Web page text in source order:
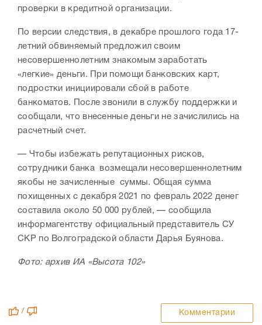
проверки в кредитной организации.
По версии следствия, в декабре прошлого года 17-
летний обвиняемый предложил своим
несовершеннолетним знакомым заработать
«легкие» деньги. При помощи банковских карт,
подростки инициировали сбой в работе
банкоматов. После звонили в службу поддержки и
сообщали, что внесенные деньги не зачислились на
расчетный счет.
— Чтобы избежать репутационных рисков,
сотрудники банка возмещали несовершеннолетним
якобы не зачисленные суммы. Общая сумма
похищенных с декабря 2021 по февраль 2022 денег
составила около 50 000 рублей, — сообщила
информагентству официальный представитель СУ
СКР по Волгоградской области Дарья Буянова.
Фото: архив ИА «Высота 102»
/ Комментарии